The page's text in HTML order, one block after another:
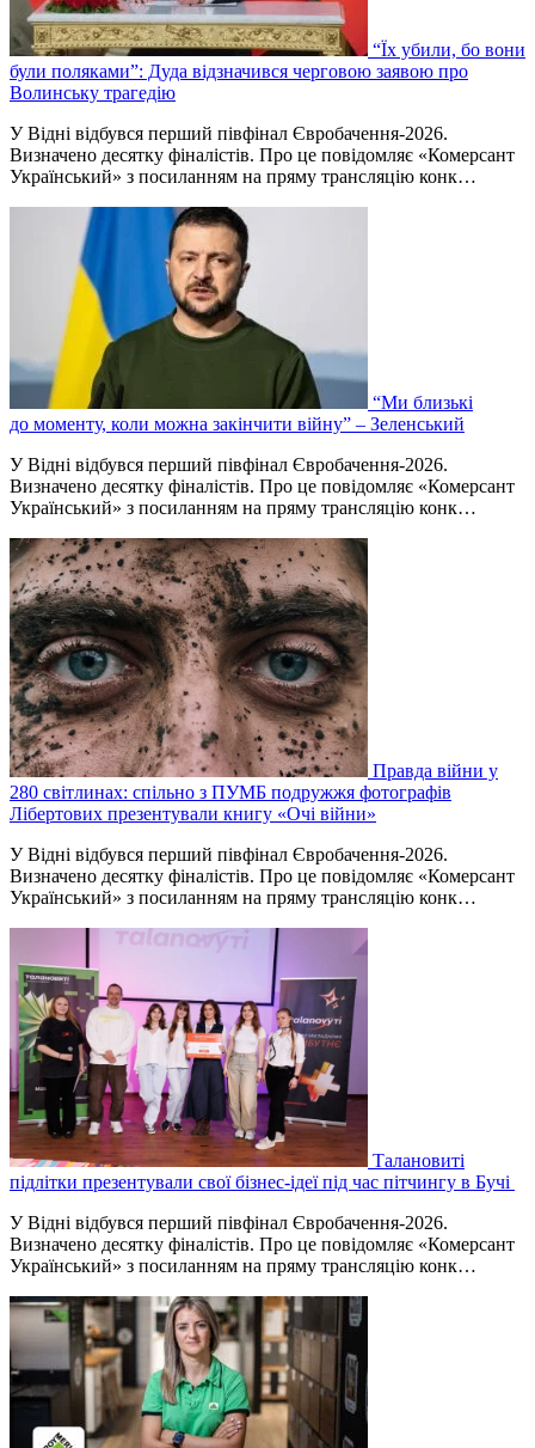
“Їх убили, бо вони
були поляками”: Дуда відзначився черговою заявою про
Волинську трагедію
У Відні відбувся перший півфінал Євробачення-2026.
Визначено десятку фіналістів. Про це повідомляє «Комерсант
Український» з посиланням на пряму трансляцію конк…
“Ми близькі
до моменту, коли можна закінчити війну” – Зеленський
У Відні відбувся перший півфінал Євробачення-2026.
Визначено десятку фіналістів. Про це повідомляє «Комерсант
Український» з посиланням на пряму трансляцію конк…
Правда війни у
280 світлинах: спільно з ПУМБ подружжя фотографів
Лібертових презентували книгу «Очі війни»
У Відні відбувся перший півфінал Євробачення-2026.
Визначено десятку фіналістів. Про це повідомляє «Комерсант
Український» з посиланням на пряму трансляцію конк…
Талановиті
підлітки презентували свої бізнес-ідеї під час пітчингу в Бучі
У Відні відбувся перший півфінал Євробачення-2026.
Визначено десятку фіналістів. Про це повідомляє «Комерсант
Український» з посиланням на пряму трансляцію конк…